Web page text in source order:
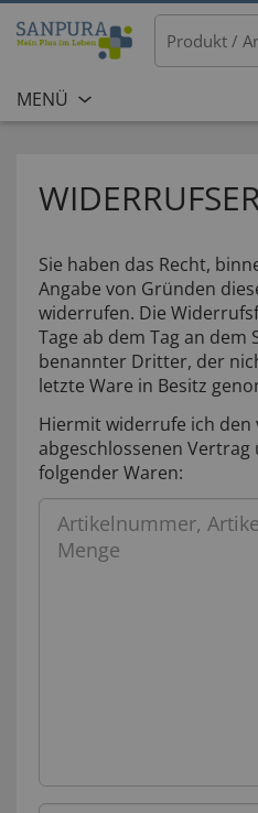
MENÜ
Sie haben das Recht,
Angabe von Gründen
widerrufen. Die
Tage ab dem Tag an dem
benannter Dritter, der
letzte Ware in Besitz
Hiermit widerrufe ich den
abgeschlossenen Vertrag
folgender Waren: